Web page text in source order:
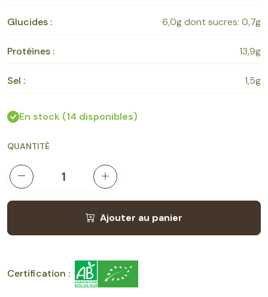
Glucides : 6,0g dont sucres: 0,7g
Protéines : 13,9g
Sel : 1,5g
En stock (14 disponibles)
QUANTITÉ
Ajouter au panier
Certification :